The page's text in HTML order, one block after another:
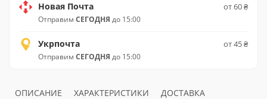
Новая Почта
Отправим СЕГОДНЯ до 15:00
от 60 ₴
Укрпочта
Отправим СЕГОДНЯ до 15:00
от 45 ₴
ОПИСАНИЕ ХАРАКТЕРИСТИКИ ДОСТАВКА